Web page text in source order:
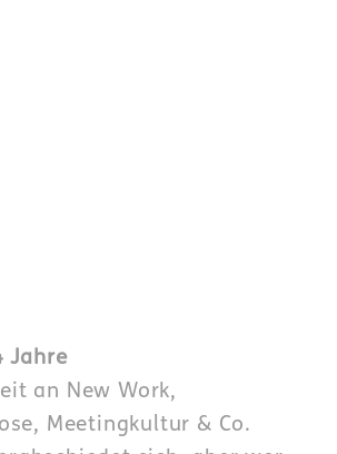
Jahre
an New Work,
Meetingkultur & Co.